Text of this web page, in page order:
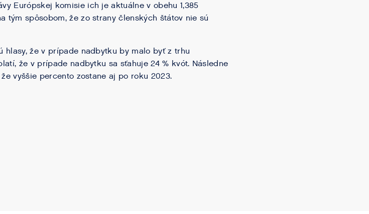
Európskej komisie ich je aktuálne v obehu 1,385
tým spôsobom, že zo strany členských štátov nie sú
hlasy, že v prípade nadbytku by malo byť z trhu
že v prípade nadbytku sa sťahuje 24 % kvót. Následne
vyššie percento zostane aj po roku 2023.